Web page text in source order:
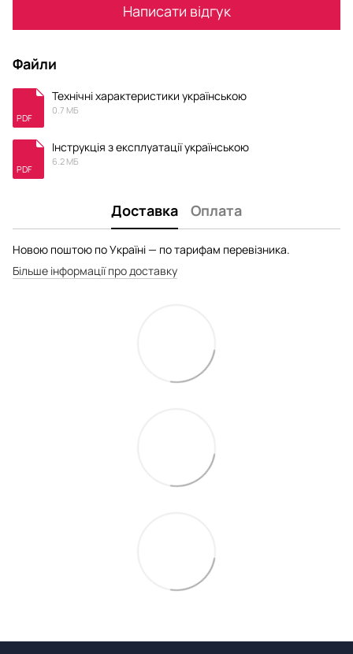
Написати відгук
Файли
PDF
Технічні характеристики українською
0.7 МБ
PDF
Інструкція з експлуатації українською
6.2 МБ
Доставка Оплата
Новою поштою по Україні — по тарифам перевізника.
Більше інформації про доставку